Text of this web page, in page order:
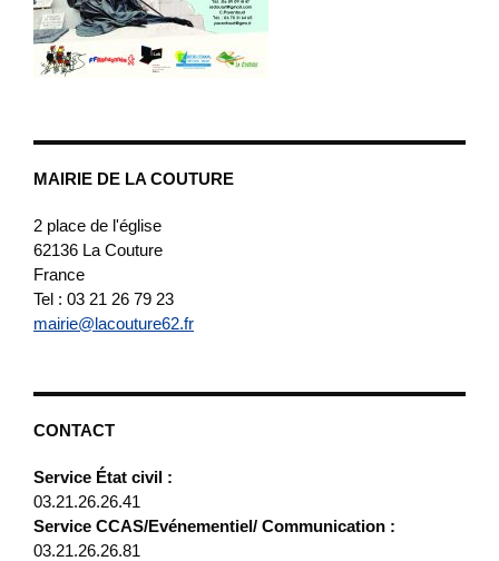
MAIRIE DE LA COUTURE
2 place de l'église
62136 La Couture
France
Tel : 03 21 26 79 23
mairie@lacouture62.fr
CONTACT
Service État civil :
03.21.26.26.41
Service CCAS/Evénementiel/ Communication :
03.21.26.26.81